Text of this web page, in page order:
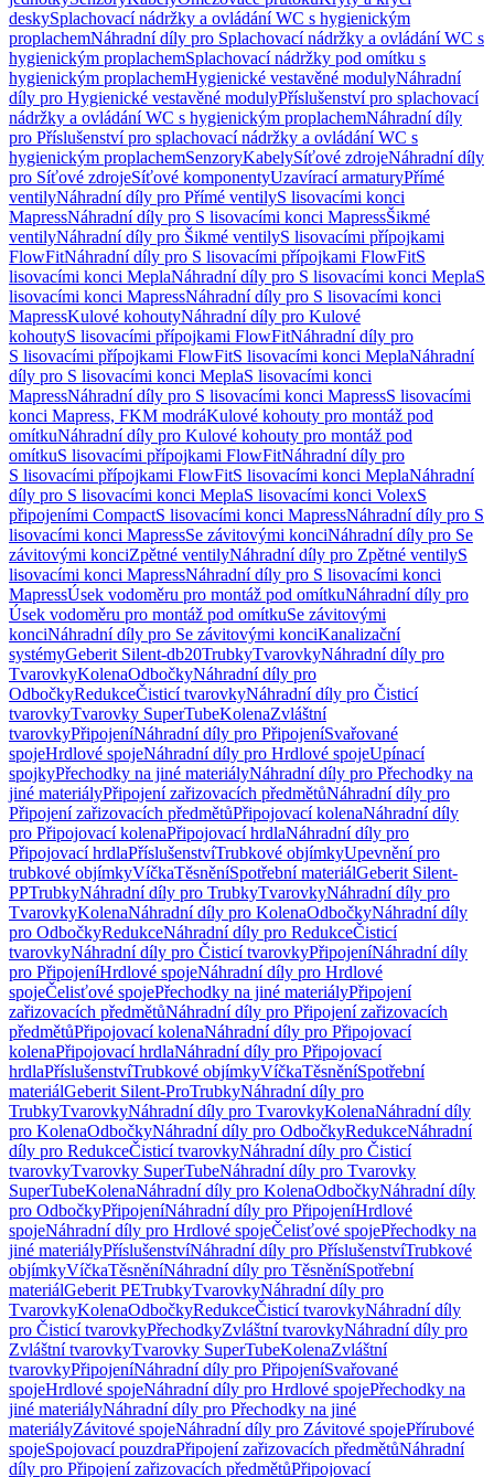
deskySplachovací nádržky a ovládání WC s hygienickým
proplachemNáhradní díly pro Splachovací nádržky a ovládání WC s
hygienickým proplachemSplachovací nádržky pod omítku s
hygienickým proplachemHygienické vestavěné modulyNáhradní
díly pro Hygienické vestavěné modulyPříslušenství pro splachovací
nádržky a ovládání WC s hygienickým proplachemNáhradní díly
pro Příslušenství pro splachovací nádržky a ovládání WC s
hygienickým proplachemSenzoryKabelySíťové zdrojeNáhradní díly
pro Síťové zdrojeSíťové komponentyUzavírací armaturyPřímé
ventilyNáhradní díly pro Přímé ventilyS lisovacími konci
MapressNáhradní díly pro S lisovacími konci MapressŠikmé
ventilyNáhradní díly pro Šikmé ventilyS lisovacími přípojkami
FlowFitNáhradní díly pro S lisovacími přípojkami FlowFitS
lisovacími konci MeplaNáhradní díly pro S lisovacími konci MeplaS
lisovacími konci MapressNáhradní díly pro S lisovacími konci
MapressKulové kohoutyNáhradní díly pro Kulové
kohoutyS lisovacími přípojkami FlowFitNáhradní díly pro
S lisovacími přípojkami FlowFitS lisovacími konci MeplaNáhradní
díly pro S lisovacími konci MeplaS lisovacími konci
MapressNáhradní díly pro S lisovacími konci MapressS lisovacími
konci Mapress, FKM modráKulové kohouty pro montáž pod
omítkuNáhradní díly pro Kulové kohouty pro montáž pod
omítkuS lisovacími přípojkami FlowFitNáhradní díly pro
S lisovacími přípojkami FlowFitS lisovacími konci MeplaNáhradní
díly pro S lisovacími konci MeplaS lisovacími konci VolexS
připojeními CompactS lisovacími konci MapressNáhradní díly pro S
lisovacími konci MapressSe závitovými konciNáhradní díly pro Se
závitovými konciZpětné ventilyNáhradní díly pro Zpětné ventilyS
lisovacími konci MapressNáhradní díly pro S lisovacími konci
MapressÚsek vodoměru pro montáž pod omítkuNáhradní díly pro
Úsek vodoměru pro montáž pod omítkuSe závitovými
konciNáhradní díly pro Se závitovými konciKanalizační
systémyGeberit Silent-db20TrubkyTvarovkyNáhradní díly pro
TvarovkyKolenaOdbočkyNáhradní díly pro
OdbočkyRedukceČisticí tvarovkyNáhradní díly pro Čisticí
tvarovkyTvarovky SuperTubeKolenaZvláštní
tvarovkyPřipojeníNáhradní díly pro PřipojeníSvařované
spojeHrdlové spojeNáhradní díly pro Hrdlové spojeUpínací
spojkyPřechodky na jiné materiályNáhradní díly pro Přechodky na
jiné materiályPřipojení zařizovacích předmětůNáhradní díly pro
Připojení zařizovacích předmětůPřipojovací kolenaNáhradní díly
pro Připojovací kolenaPřipojovací hrdlaNáhradní díly pro
Připojovací hrdlaPříslušenstvíTrubkové objímkyUpevnění pro
trubkové objímkyVíčkaTěsněníSpotřební materiálGeberit Silent-
PPTrubkyNáhradní díly pro TrubkyTvarovkyNáhradní díly pro
TvarovkyKolenaNáhradní díly pro KolenaOdbočkyNáhradní díly
pro OdbočkyRedukceNáhradní díly pro RedukceČisticí
tvarovkyNáhradní díly pro Čisticí tvarovkyPřipojeníNáhradní díly
pro PřipojeníHrdlové spojeNáhradní díly pro Hrdlové
spojeČelisťové spojePřechodky na jiné materiályPřipojení
zařizovacích předmětůNáhradní díly pro Připojení zařizovacích
předmětůPřipojovací kolenaNáhradní díly pro Připojovací
kolenaPřipojovací hrdlaNáhradní díly pro Připojovací
hrdlaPříslušenstvíTrubkové objímkyVíčkaTěsněníSpotřební
materiálGeberit Silent-ProTrubkyNáhradní díly pro
TrubkyTvarovkyNáhradní díly pro TvarovkyKolenaNáhradní díly
pro KolenaOdbočkyNáhradní díly pro OdbočkyRedukceNáhradní
díly pro RedukceČisticí tvarovkyNáhradní díly pro Čisticí
tvarovkyTvarovky SuperTubeNáhradní díly pro Tvarovky
SuperTubeKolenaNáhradní díly pro KolenaOdbočkyNáhradní díly
pro OdbočkyPřipojeníNáhradní díly pro PřipojeníHrdlové
spojeNáhradní díly pro Hrdlové spojeČelisťové spojePřechodky na
jiné materiályPříslušenstvíNáhradní díly pro PříslušenstvíTrubkové
objímkyVíčkaTěsněníNáhradní díly pro TěsněníSpotřební
materiálGeberit PETrubkyTvarovkyNáhradní díly pro
TvarovkyKolenaOdbočkyRedukceČisticí tvarovkyNáhradní díly
pro Čisticí tvarovkyPřechodkyZvláštní tvarovkyNáhradní díly pro
Zvláštní tvarovkyTvarovky SuperTubeKolenaZvláštní
tvarovkyPřipojeníNáhradní díly pro PřipojeníSvařované
spojeHrdlové spojeNáhradní díly pro Hrdlové spojePřechodky na
jiné materiályNáhradní díly pro Přechodky na jiné
materiályZávitové spojeNáhradní díly pro Závitové spojePřírubové
spojeSpojovací pouzdraPřipojení zařizovacích předmětůNáhradní
díly pro Připojení zařizovacích předmětůPřipojovací